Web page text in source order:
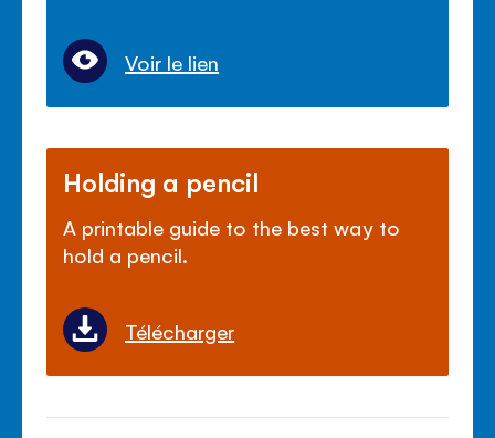
Voir le lien
Holding a pencil
A printable guide to the best way to
hold a pencil.
Télécharger